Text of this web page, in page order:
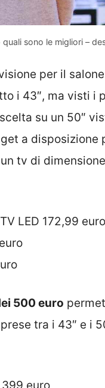
sono le migliori –
per il
i 43″, ma visti i
su un 50″
a disposizione
tv di
LED 172,99 euro
500 euro
tra i 43″ e i
399 euro